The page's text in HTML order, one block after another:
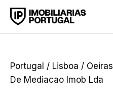
Portugal / Lisboa / Oeiras
De Mediacao Imob Lda